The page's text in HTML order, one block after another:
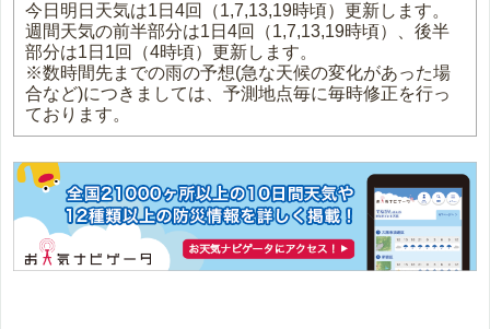
今日明日天気は1日4回（1,7,13,19時頃）更新します。
週間天気の前半部分は1日4回（1,7,13,19時頃）、後半
部分は1日1回（4時頃）更新します。
※数時間先までの雨の予想(急な天候の変化があった場
合など)につきましては、予測地点毎に毎時修正を行っ
ております。